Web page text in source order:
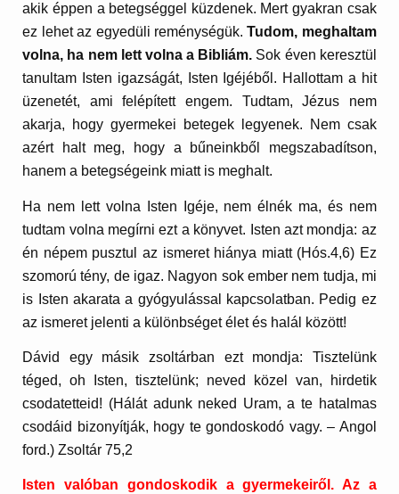
akik éppen a betegséggel küzdenek. Mert gyakran csak
ez lehet az egyedüli reménységük.Tudom, meghaltam
volna, ha nem lett volna a Bibliám. Sok éven keresztül
tanultam Isten igazságát, Isten Igéjéből. Hallottam a hit
üzenetét, ami felépített engem. Tudtam, Jézus nem
akarja, hogy gyermekei betegek legyenek. Nem csak
azért halt meg, hogy a bűneinkből megszabadítson,
hanem a betegségeink miatt is meghalt.
Ha nem lett volna Isten Igéje, nem élnék ma, és nem
tudtam volna megírni ezt a könyvet. Isten azt mondja: az
én népem pusztul az ismeret hiánya miatt (Hós.4,6) Ez
szomorú tény, de igaz. Nagyon sok ember nem tudja, mi
is Isten akarata a gyógyulással kapcsolatban. Pedig ez
az ismeret jelenti a különbséget élet és halál között!
Dávid egy másik zsoltárban ezt mondja: Tisztelünk
téged, oh Isten, tisztelünk; neved közel van, hirdetik
csodatetteid! (Hálát adunk neked Uram, a te hatalmas
csodáid bizonyítják, hogy te gondoskodó vagy. – Angol
ford.) Zsoltár 75,2
Isten valóban gondoskodik a gyermekeiről. Az a